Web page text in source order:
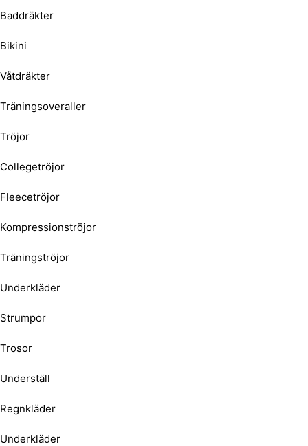
Baddräkter
Bikini
Våtdräkter
Träningsoveraller
Tröjor
Collegetröjor
Fleecetröjor
Kompressionströjor
Träningströjor
Underkläder
Strumpor
Trosor
Underställ
Regnkläder
Underkläder